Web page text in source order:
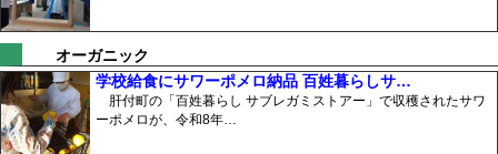
オーガニック
学校給食にサワーポメロ納品 百姓暮らしサ…
肝付町の「百姓暮らし サブレガミストアー」で収穫されたサワ
ーポメロが、令和8年…